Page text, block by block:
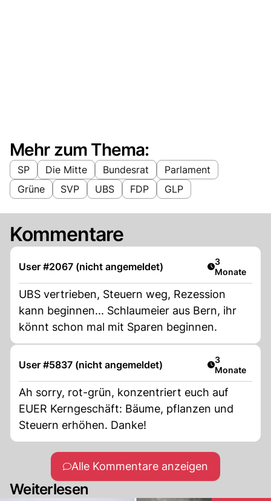
Mehr zum Thema:
SP Die Mitte Bundesrat
Parlament
Grüne
SVP UBS FDP GLP
Kommentare
User #2067 (nicht angemeldet) Artikel
3
Monate
UBS vertrieben, Steuern weg, Rezession
kann beginnen... Schlaumeier aus Bern, ihr
könnt schon mal mit Sparen beginnen.
User #5837 (nicht angemeldet) Artikel
3
Monate
Ah sorry, rot-grün, konzentriert euch auf
EUER Kerngeschäft: Bäume, pflanzen und
Steuern erhöhen. Danke!
Alle Kommentare anzeigen
Weiterlesen